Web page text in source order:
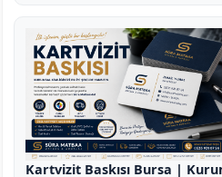
Kartvizit Baskısı Bursa |